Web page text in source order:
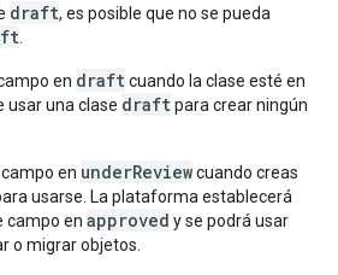
draft, es posible que no se pueda
en draftcuando la clase esté en
usar una clase draftpara crear ningún
en underReviewcuando creas
usarse. La plataforma establecerá
campo en approved y se podrá usar
o migrar objetos.